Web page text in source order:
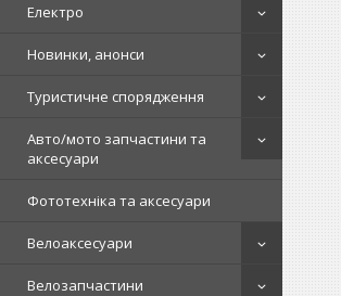
Електро
Новинки, анонси
Туристичне спорядження
Авто/мото запчастини та
аксесуари
Фототехніка та аксесуари
Велоаксесуари
Велозапчастини